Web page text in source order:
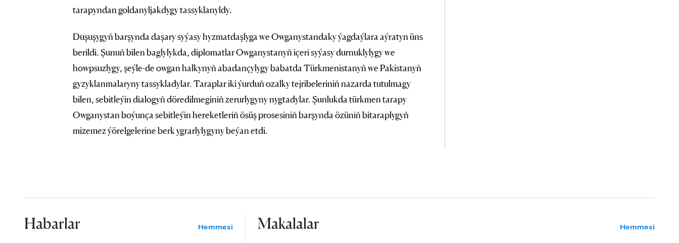
tarapyndan goldanyljakdygy tassyklanyldy.
Duşuşygyň barşynda daşary syýasy hyzmatdaşlyga we Owganystandaky ýagdaýlara aýratyn üns
berildi. Şunuň bilen baglylykda, diplomatlar Owganystanyň içeri syýasy durnuklylygy we
howpsuzlygy, şeýle-de owgan halkynyň abadançylygy babatda Türkmenistanyň we Pakistanyň
gyzyklanmalaryny tassykladylar. Taraplar iki ýurduň ozalky tejribeleriniň nazarda tutulmagy
bilen, sebitleýin dialogyň döredilmeginiň zerurlygyny nygtadylar. Şunlukda türkmen tarapy
Owganystan boýunça sebitleýin hereketleriň ösüş prosesiniň barşynda özüniň bitaraplygyň
mizemez ýörelgelerine berk ygrarlylygyny beýan etdi.
Habarlar Hemmesi Makalalar Hemmesi